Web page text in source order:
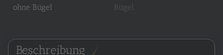
Beschreibung